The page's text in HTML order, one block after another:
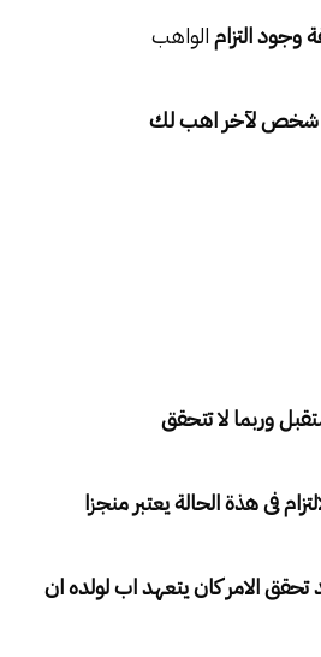
وجود التزامالواهب
شخص لآخر اهب لك
وربما لا تتحقق
فى هذة الحالة يعتبر منجزا
الامر كان يتعهد اب لولده ان